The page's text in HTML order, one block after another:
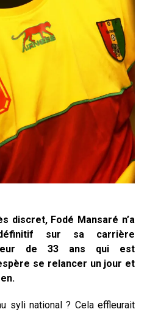
discret, Fodé Mansaré n’a
sur sa carrière
de 33 ans qui est
se relancer un jour et
syli national ? Cela effleurait